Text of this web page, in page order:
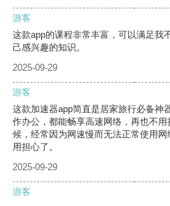
游客
这款app的课程非常丰富，可以满足我
己感兴趣的知识。
2025-09-29
游客
这款加速器app简直是居家旅行必备神
作办公，都能畅享高速网络，再也不
候，经常因为网速慢而无法正常使用
用担心了。
2025-09-29
游客